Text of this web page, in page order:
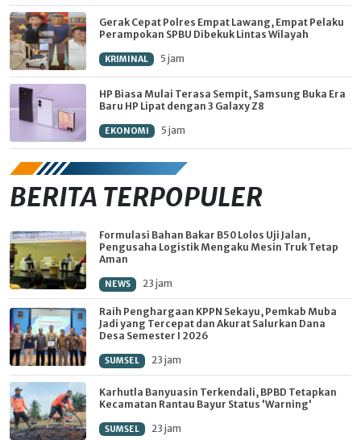
Gerak Cepat Polres Empat Lawang, Empat Pelaku
Perampokan SPBU Dibekuk Lintas Wilayah
KRIMINAL 5 jam
HP Biasa Mulai Terasa Sempit, Samsung Buka Era
Baru HP Lipat dengan 3 Galaxy Z8
EKONOMI 5 jam
BERITA TERPOPULER
Formulasi Bahan Bakar B50 Lolos Uji Jalan,
Pengusaha Logistik Mengaku Mesin Truk Tetap
Aman
NEWS 23 jam
Raih Penghargaan KPPN Sekayu, Pemkab Muba
Jadi yang Tercepat dan Akurat Salurkan Dana
Desa Semester I 2026
SUMSEL 23 jam
Karhutla Banyuasin Terkendali, BPBD Tetapkan
Kecamatan Rantau Bayur Status 'Warning'
SUMSEL 23 jam